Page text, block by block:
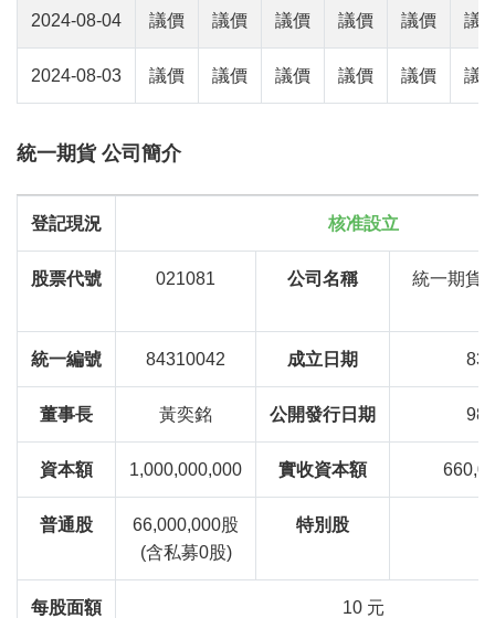
2024-08-04 議價 議價 議價 議價 議價 議
2024-08-03 議價 議價 議價 議價 議價 議
統一期貨 公司簡介
登記現況 核准設立
股票代號 021081 公司名稱 統一期貨
統一編號 84310042 成立日期 83/
董事長 黃奕銘 公開發行日期 98/
資本額 1,000,000,000 實收資本額
普通股
66,000,000股
(含私募0股)
特別股
每股面額 10 元